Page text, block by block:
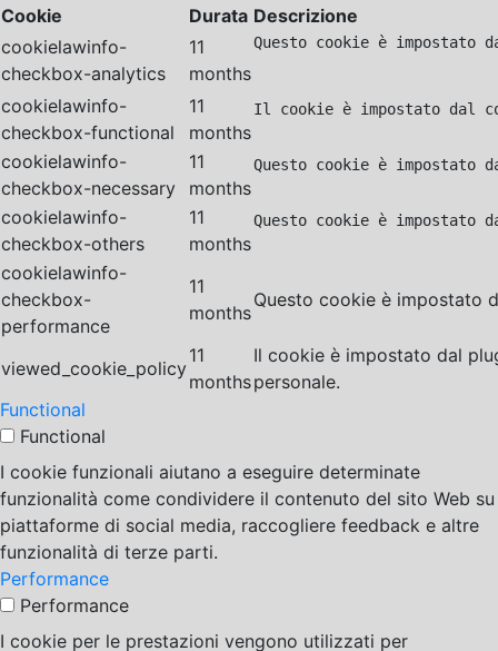
Cookie
Durata Descrizione
cookielawinfo-
checkbox-analytics
11
months
Questo cookie è
cookielawinfo-
checkbox-functional
11
months
Il cookie è impostato dal
cookielawinfo-
checkbox-necessary
11
months
Questo cookie è impostato
cookielawinfo-
checkbox-others
11
months
Questo cookie è
cookielawinfo-
checkbox-
performance
11
months
Questo cookie è impostato
viewed_cookie_policy
11
months
Il cookie è impostato dal
personale.
Functional
Functional
I cookie funzionali aiutano a eseguire determinate
funzionalità come condividere il contenuto del sito Web su
piattaforme di social media, raccogliere feedback e altre
funzionalità di terze parti.
Performance
Performance
I cookie per le prestazioni vengono utilizzati per